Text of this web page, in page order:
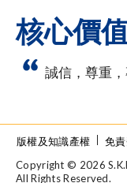
核心價
誠信，尊重，
版權及知識產權 免
Copyright © 2026
All Rights Reserved.